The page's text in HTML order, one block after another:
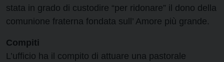
stata in grado di custodire “per ridonare” il dono della
comunione fraterna fondata sull’ Amore più grande.
Compiti
L’ufficio ha il compito di attuare una pastorale